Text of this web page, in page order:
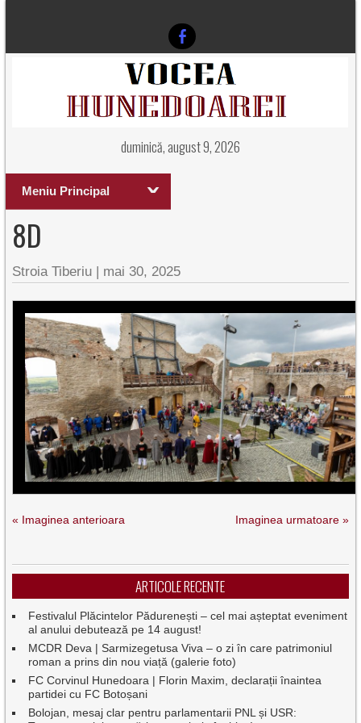
duminică, august 9, 2026
Meniu Principal
8D
Stroia Tiberiu | mai 30, 2025
« Imaginea anterioara Imaginea urmatoare »
ARTICOLE RECENTE
Festivalul Plăcintelor Pădurenești – cel mai așteptat eveniment
al anului debutează pe 14 august!
MCDR Deva | Sarmizegetusa Viva – o zi în care patrimoniul
roman a prins din nou viață (galerie foto)
FC Corvinul Hunedoara | Florin Maxim, declarații înaintea
partidei cu FC Botoșani
Bolojan, mesaj clar pentru parlamentarii PNL și USR: